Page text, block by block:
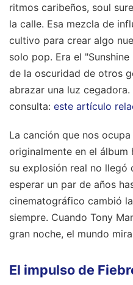
ritmos caribeños, soul
la calle. Esa mezcla de
cultivo para crear algo
solo pop. Era el
de la oscuridad de otros
abrazar una luz cegadora.
consulta: este artículo
La canción que nos
originalmente en el álbum
su explosión real no llegó
esperar un par de años
cinematográfico cambió
siempre. Cuando Tony
gran noche, el mundo
El impulso de